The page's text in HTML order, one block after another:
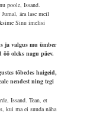
poole, Issand.
ära lase meil
Sinu imelisi
ja valgus mu ümber
oleks nagu päev.
tõbedes haigeid,
nendest ning tegi
Issand. Tean, et
kui ma ei suuda näha